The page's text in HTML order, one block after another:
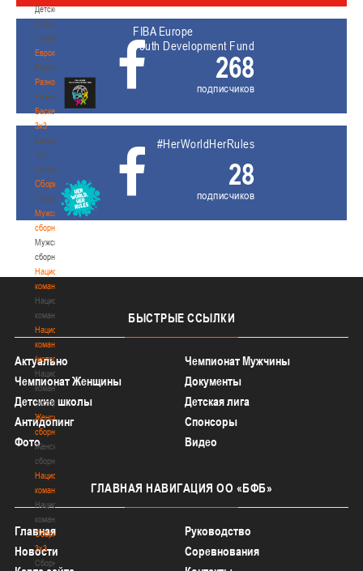
Детско-
юношеские
соревнования
Еврокубки
Еврокубки
Разное
Разное
Баскетбол
3х3
Баскетбол
3х3
Лого[modid=121]
Сборные
Сборные
Мужские
сборные
Мужские
сборные
Национальная
команда
Национальная
команда
Национальная
команда
(история)
Национальная
команда
(история)
Женские
сборные
Женские
сборные
Национальная
команда
Национальная
команда
Сборные
3х3
Сборные
FIBA Europe
Youth Development Fund
268
подписчиков
#HerWorldHerRules
28
подписчиков
БЫСТРЫЕ ССЫЛКИ
Актуально
Чемпионат Мужчины
Чемпионат Женщины
Документы
Детские школы
Детская лига
Антидопинг
Спонсоры
Фото
Видео
ГЛАВНАЯ НАВИГАЦИЯ ОО «БФБ»
Главная
Руководство
Новости
Соревнования